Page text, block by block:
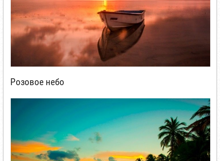
Розовое небо